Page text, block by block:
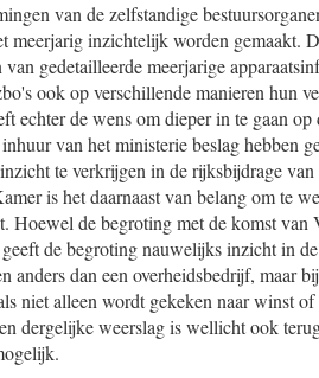
van de zelfstandige
meerjarig inzichtelijk worden gemaakt.
gedetailleerde meerjarige
ook op verschillende manieren hun
echter de wens om dieper in te gaan
van het ministerie beslag hebben
te verkrijgen in de rijksbijdrage
is het daarnaast van belang om te
Hoewel de begroting met de komst van
de begroting nauwelijks inzicht in
dan een overheidsbedrijf, maar
niet alleen wordt gekeken naar winst
dergelijke weerslag is wellicht ook